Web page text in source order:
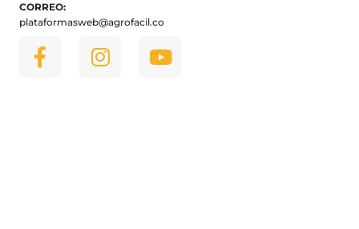
CORREO:
plataformasweb@agrofacil.co